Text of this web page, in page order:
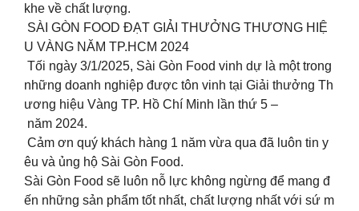
khe về chất lượng.
️ SÀI GÒN FOOD ĐẠT GIẢI THƯỞNG THƯƠNG HIỆ
U VÀNG NĂM TP.HCM 2024
Tối ngày 3/1/2025, Sài Gòn Food vinh dự là một trong
những doanh nghiệp được tôn vinh tại Giải thưởng Th
ương hiệu Vàng TP. Hồ Chí Minh lần thứ 5 –
năm 2024.
Cảm ơn quý khách hàng 1 năm vừa qua đã luôn tin y
êu và ủng hộ Sài Gòn Food.
Sài Gòn Food sẽ luôn nỗ lực không ngừng để mang đ
ến những sản phẩm tốt nhất, chất lượng nhất với sứ m